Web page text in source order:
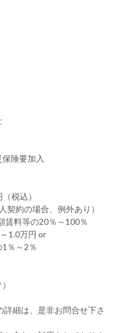
険要加入
税込）
約の場合、例外あり）
料等の20％～100％
1.0万円 or
％～2％
細は、是非お問合せ下さ